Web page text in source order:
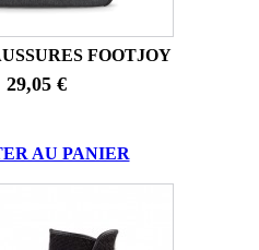
FOOTJOY
29,05 €
AU PANIER